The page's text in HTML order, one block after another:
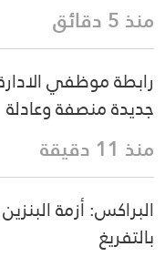
منذ 5 دقائق
رابطة موظفي
جديدة منصفة وعادلة
منذ 11 دقيقة
البراكس: أزمة
بالتفريغ